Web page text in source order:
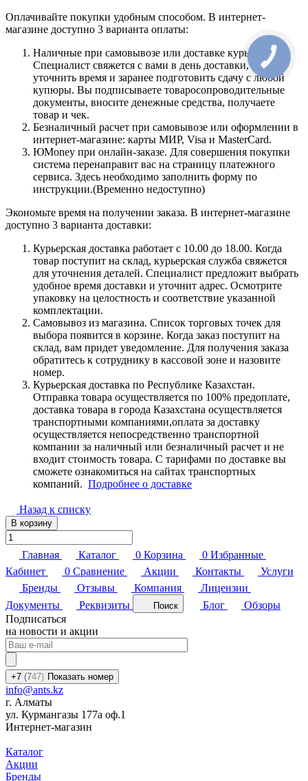
Оплачивайте покупки удобным способом. В интернет-
магазине доступно 3 варианта оплаты:
Наличные при самовывозе или доставке курьером.
Специалист свяжется с вами в день доставки, чтобы
уточнить время и заранее подготовить сдачу с любой
купюры. Вы подписываете товаросопроводительные
документы, вносите денежные средства, получаете
товар и чек.
Безналичный расчет при самовывозе или оформлении в
интернет-магазине: карты МИР, Visa и MasterCard.
ЮMoney при онлайн-заказе. Для совершения покупки
система перенаправит вас на страницу платежного
сервиса. Здесь необходимо заполнить форму по
инструкции.(Временно недоступно)
Экономьте время на получении заказа. В интернет-магазине
доступно 3 варианта доставки:
Курьерская доставка работает с 10.00 до 18.00. Когда
товар поступит на склад, курьерская служба свяжется
для уточнения деталей. Специалист предложит выбрать
удобное время доставки и уточнит адрес. Осмотрите
упаковку на целостность и соответствие указанной
комплектации.
Самовывоз из магазина. Список торговых точек для
выбора появится в корзине. Когда заказ поступит на
склад, вам придет уведомление. Для получения заказа
обратитесь к сотруднику в кассовой зоне и назовите
номер.
Курьерская доставка по Республике Казахстан.
Отправка товара осуществляется по 100% предоплате,
доставка товара в города Казахстана осуществляется
транспортными компаниями,оплата за доставку
осуществляется непосредственно транспортной
компании за наличный или безналичный расчет и не
входит стоимость товара. С тарифами по доставке вы
сможете ознакомиться на сайтах транспортных
компаний. Подробнее о доставке
Назад к списку
В корзину
Главная Каталог 0 Корзина 0 Избранные
Кабинет
0 Сравнение Акции Контакты
Услуги
Бренды
Отзывы Компания
Лицензии
Документы
Реквизиты Поиск Блог
Обзоры
Подписаться
на новости и акции
+7 (747) Показать номер
info@ants.kz
г. Алматы
ул. Курмангазы 177а оф.1
Интернет-магазин
Каталог
Акции
Бренды